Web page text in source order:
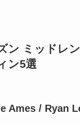
ン ミッドレ
ン5選
Ames / Ryan